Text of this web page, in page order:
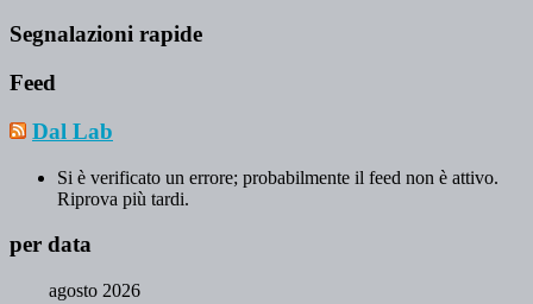
Segnalazioni rapide
Feed
Dal Lab
Si è verificato un errore; probabilmente il feed non è attivo.
Riprova più tardi.
per data
agosto 2026